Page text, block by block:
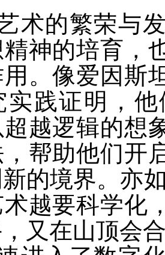
术的繁荣与
神的培育，
。像爱因斯
实践证明，
越逻辑的想
帮助他们开
的境界。亦
越要科学化
又在山顶会